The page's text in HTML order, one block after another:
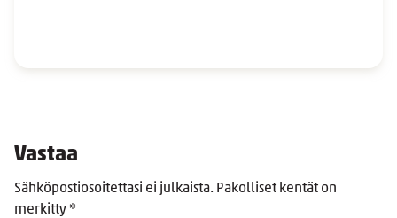
Vastaa
Sähköpostiosoitettasi ei julkaista. Pakolliset kentät on
merkitty *